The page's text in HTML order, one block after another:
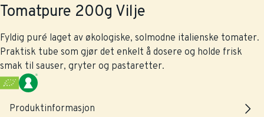
Tomatpure 200g Vilje
Fyldig puré laget av økologiske, solmodne italienske tomater.
Praktisk tube som gjør det enkelt å dosere og holde frisk
smak til sauser, gryter og pastaretter.
Produktinformasjon